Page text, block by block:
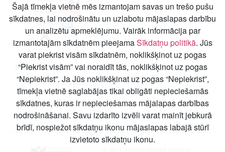
Instagram
Linkedin
Svarīgi
Slimību profilakses un kontroles centrs
Šajā tīmekļa vietnē mēs izmantojam savas un trešo pušu
sīkdatnes, lai nodrošinātu un uzlabotu mājaslapas darbību
un analizētu apmeklējumu. Vairāk informācija par
izmantotajām sīkdatnēm pieejamaSīkdatņu politikā. Jūs
varat piekrist visām sīkdatnēm, noklikšķinot uz pogas
“Piekrist visām” vai noraidīt tās, noklikšķinot uz pogas
“Nepiekrist”. Ja Jūs noklikšķinat uz pogas “Nepiekrist”,
tīmekļa vietnē saglabājas tikai obligāti nepieciešamās
sīkdatnes, kuras ir nepieciešamas mājalapas darbības
nodrošināšanai. Savu izdarīto izvēli varat mainīt jebkurā
brīdī, nospiežot sīkdatņu ikonu mājaslapas labajā stūrī
izvietoto sīkdatņu ikonu.